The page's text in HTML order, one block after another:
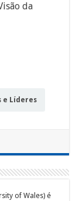
da
e Líderes
of Wales) é